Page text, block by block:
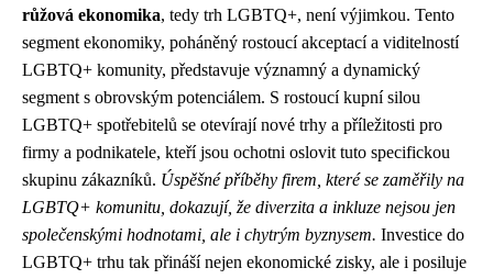
růžová ekonomika, tedy trh LGBTQ+, není výjimkou. Tento
segment ekonomiky, poháněný rostoucí akceptací a viditelností
LGBTQ+ komunity, představuje významný a dynamický
segment s obrovským potenciálem. S rostoucí kupní silou
LGBTQ+ spotřebitelů se otevírají nové trhy a příležitosti pro
firmy a podnikatele, kteří jsou ochotni oslovit tuto specifickou
skupinu zákazníků. Úspěšné příběhy firem, které se zaměřily na
LGBTQ+ komunitu, dokazují, že diverzita a inkluze nejsou jen
společenskými hodnotami, ale i chytrým byznysem. Investice do
LGBTQ+ trhu tak přináší nejen ekonomické zisky, ale i posiluje